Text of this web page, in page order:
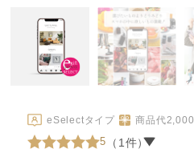
eSelectタイプ 商品代2,000
5 （1件）